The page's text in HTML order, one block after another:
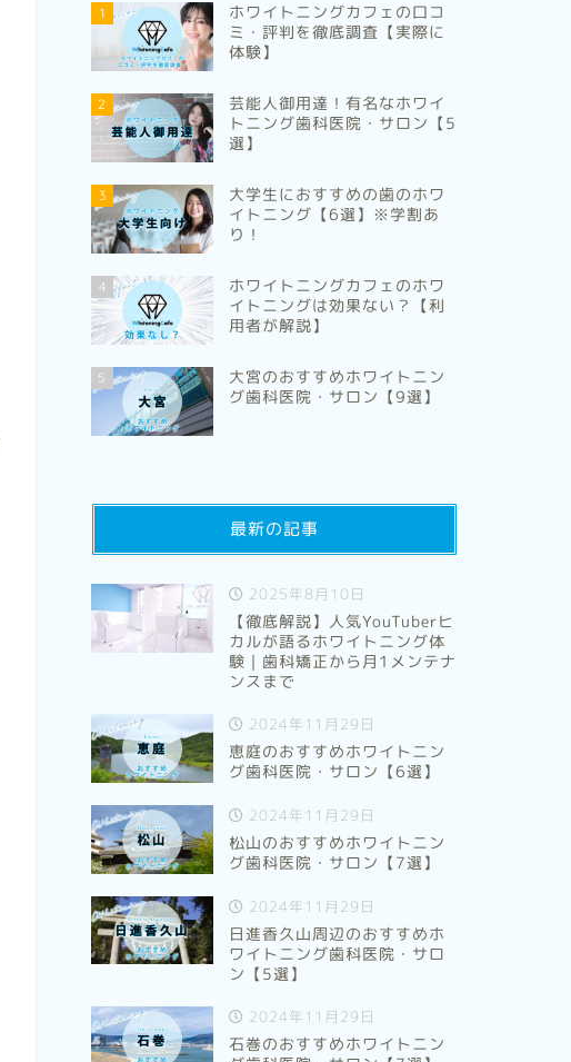
1
ホワイトニングカフェの口コ
ミ・評判を徹底調査【実際に
体験】
2
芸能人御用達！有名なホワイ
トニング歯科医院・サロン【5
選】
3
大学生におすすめの歯のホワ
イトニング【6選】※学割あ
り！
4
ホワイトニングカフェのホワ
イトニングは効果ない？【利
用者が解説】
5
大宮のおすすめホワイトニン
グ歯科医院・サロン【9選】
最新の記事
2025年8月10日
【徹底解説】人気YouTuberヒ
カルが語るホワイトニング体
験｜歯科矯正から月1メンテナ
ンスまで
2024年11月29日
恵庭のおすすめホワイトニン
グ歯科医院・サロン【6選】
2024年11月29日
松山のおすすめホワイトニン
グ歯科医院・サロン【7選】
2024年11月29日
日進香久山周辺のおすすめホ
ワイトニング歯科医院・サロ
ン【5選】
2024年11月29日
石巻のおすすめホワイトニン